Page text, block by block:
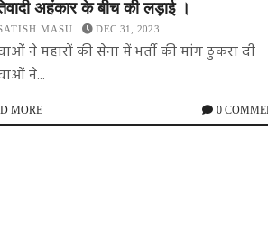
अहंकार के बीच की लड़ाई ।
MASU DEC 31, 2023
ने महारों की सेना में भर्ती की मांग ठुकरा दी
ने...
MORE 0